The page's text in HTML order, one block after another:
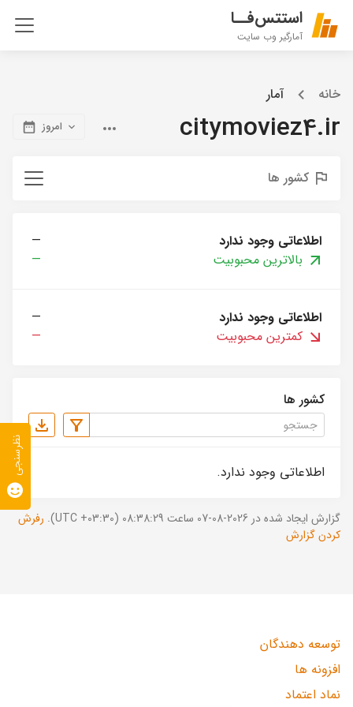
استتس‌فــا
آمارگیر وب سایت
خانه آمار
citymoviez4.ir امروز
کشور ها
اطلاعاتی وجود ندارد
—
بالاترین محبوبیت
—
اطلاعاتی وجود ندارد
—
کمترین محبوبیت
—
کشور ها
اطلاعاتی وجود ندارد.
گزارش ایجاد شده در 2026-08-07 ساعت 08:38:29 (UTC +03:30).
رفرش
کردن گزارش
توسعه دهندگان
افزونه ها
نماد اعتماد
نظرسنجی